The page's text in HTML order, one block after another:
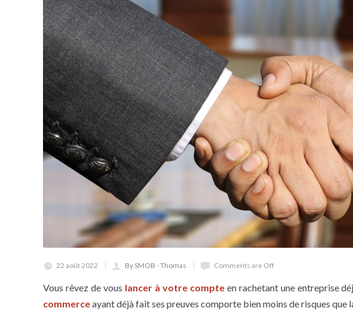
22 août 2022 By SMOB - Thomas Comments are Off
Vous rêvez de vous lancer à votre compteen rachetant une entreprise
commerceayant déjà fait ses preuves comporte bien moins de risques que